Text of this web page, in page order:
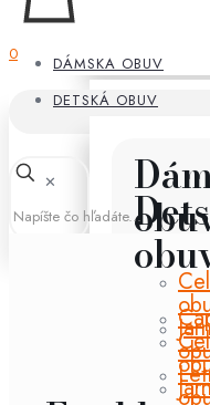
DÁMSKA OBUV
0
DETSKÁ OBUV
✕